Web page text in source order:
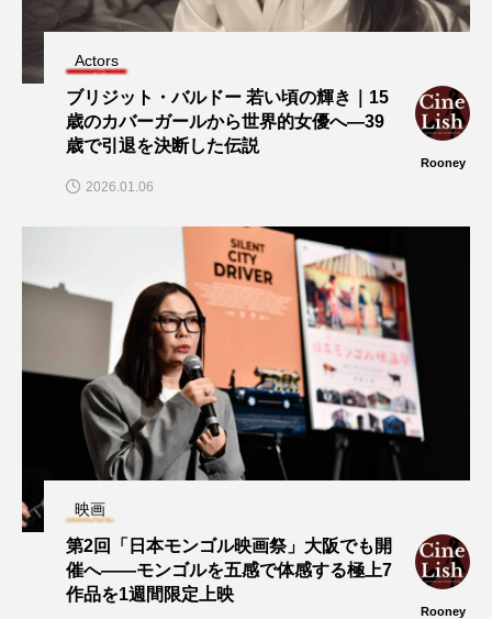
Actors
ブリジット・バルドー 若い頃の輝き｜15
歳のカバーガールから世界的女優へ―39
歳で引退を決断した伝説
Rooney
2026.01.06
映画
第2回「日本モンゴル映画祭」大阪でも開
催へ——モンゴルを五感で体感する極上7
作品を1週間限定上映
Rooney